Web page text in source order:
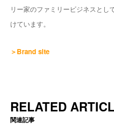
リー家のファミリービジネスと
けています。
＞Brand site
RELATED
関連記事